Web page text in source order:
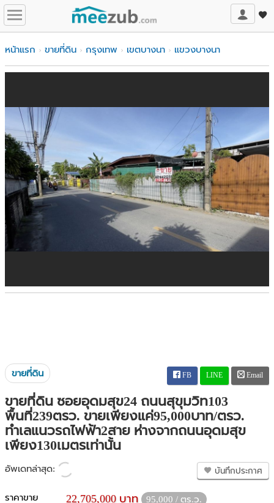
หน้าแรก ขายที่ดิน กรุงเทพ เขตบางนา แขวงบางนา
ขายที่ดิน FB LINE Email
ขายที่ดิน ซอยอุดมสุข24 ถนนสุขุมวิท103
พื้นที่239ตรว. ขายเพียงแค่95,000บาท/ตรว.
ทำเลแนวรถไฟฟ้า2สาย ห่างจากถนนอุดมสุข
เพียง130เมตรเท่านั้น
อัพเดทล่าสุด: บันทึกประกาศ
ราคาขาย 22,705,000 บาท
95,000 / ตร.ว.